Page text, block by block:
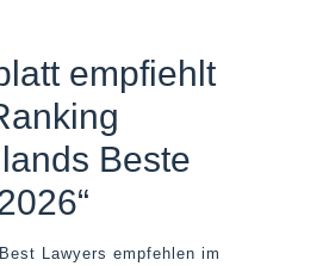
empfiehlt
Beste
Lawyers empfehlen im